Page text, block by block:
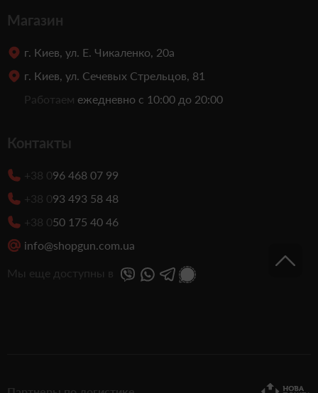
Магазин
г. Киев, ул. Е. Чикаленко, 20а
г. Киев, ул. Сечевых Стрельцов, 81
Работаем ежедневно с 10:00 до 20:00
Контакты
+38 096 468 07 99
+38 093 493 58 48
+38 050 175 40 46
info@shopgun.com.ua
Мы еще доступны в